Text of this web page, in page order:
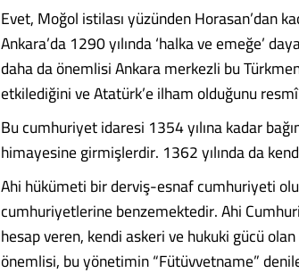
Evet, Moğol istilası yüzünden Horasan’dan
Ankara’da 1290 yılında ‘halka ve emeğe’
daha da önemlisi Ankara merkezli bu
etkilediğini ve Atatürk’e ilham olduğunu
Bu cumhuriyet idaresi 1354 yılına kadar
himayesine girmişlerdir. 1362 yılında da
Ahi hükümeti bir derviş-esnaf cumhuriyeti
cumhuriyetlerine benzemektedir. Ahi
hesap veren, kendi askeri ve hukuki gücü
önemlisi, bu yönetimin “Fütüvvetname”